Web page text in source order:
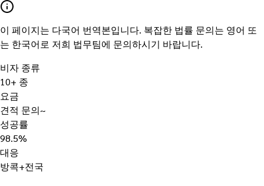
이 페이지는 다국어 번역본입니다. 복잡한 법률 문의는 영어 또
는 한국어로 저희 법무팀에 문의하시기 바랍니다.
비자 종류
10+ 종
요금
견적 문의~
성공률
98.5%
대응
방콕+전국